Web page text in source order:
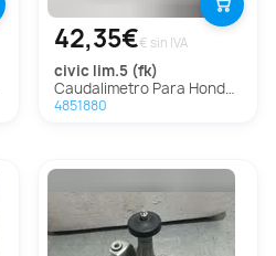
42,35€€ sin IVA
civic lim.5 (fk)
Caudalimetro Para Honda Civic Lim.5
4851880